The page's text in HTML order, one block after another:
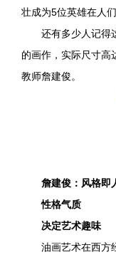
壮成为5位英雄在人
还有多少人记得这
的画作，实际尺寸高
教师詹建俊。
詹建俊：风格即
性格气质
决定艺术趣味
油画艺术在西方经